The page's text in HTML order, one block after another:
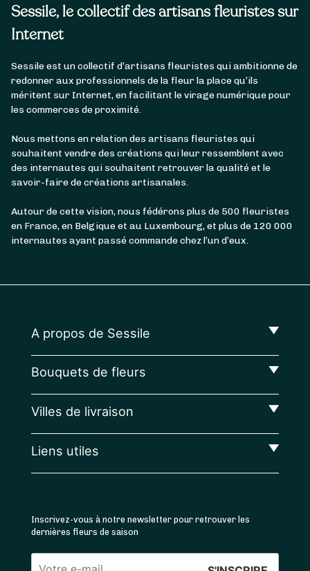
Sessile, le collectif des artisans fleuristes sur
Internet
Sessile est un collectif d’artisans fleuristes qui ambitionne de
redonner aux professionnels de la fleur la place qu’ils
méritent sur Internet, en facilitant le virage numérique pour
les commerces de proximité.
Nous mettons en relation des artisans fleuristes qui
souhaitent vendre des créations qui leur ressemblent avec
des internautes qui souhaitent retrouver la qualité et le
savoir-faire de créations artisanales.
Autour de cette vision, nous fédérons plus de 500 fleuristes
en France, en Belgique et au Luxembourg, et plus de 120 000
internautes ayant passé commande chez l’un d’eux.
A propos de Sessile
Bouquets de fleurs
Villes de livraison
Liens utiles
Inscrivez-vous à notre newsletter pour retrouver les
dernières fleurs de saison